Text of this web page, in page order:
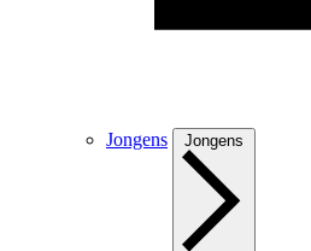
Jongens Jongens